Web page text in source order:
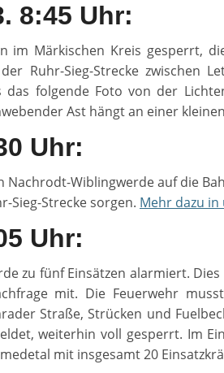
8:45 Uhr:
im Märkischen Kreis gesperrt,
Ruhr-Sieg-Strecke zwischen
das folgende Foto von der
Ast hängt an einer
Uhr:
Nachrodt-Wiblingwerde auf die
Sieg-Strecke sorgen. Mehr dazu
Uhr:
zu fünf Einsätzen alarmiert.
mit. Die Feuerwehr
Straße, Strücken und
weiterhin voll gesperrt. Im
mit insgesamt 20